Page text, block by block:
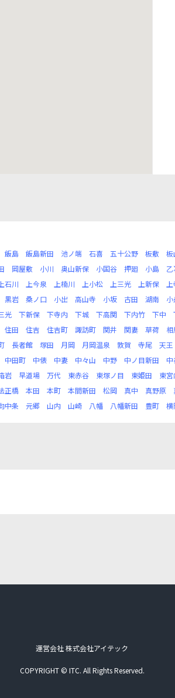
飯島 飯島新田 池ノ端 石喜 五十公野 板敷 板
岡屋敷 小川 奥山新保 小国谷 押廻 小島
上石川 上今泉 上楠川 上小松 上三光 上新保
黒岩 桑ノ口 小出 高山寺 小坂 古田 湖南
光 下新保 下寺内 下城 下高関 下内竹 下中
住田 住吉 住吉町 諏訪町 関井 関妻 草荷
長者館 塚田 月岡 月岡温泉 敦賀 寺尾 天王
中田町 中俵 中妻 中々山 中野 中ノ目新田
岩 早道場 万代 東赤谷 東塚ノ目 東姫田 東宮
正橋 本田 本町 本間新田 松岡 真中 真野原
中条 元郷 山内 山崎 八幡 八幡新田 豊町 横
運営会社 株式会社アイテック
COPYRIGHT © ITC. All Rights Reserved.